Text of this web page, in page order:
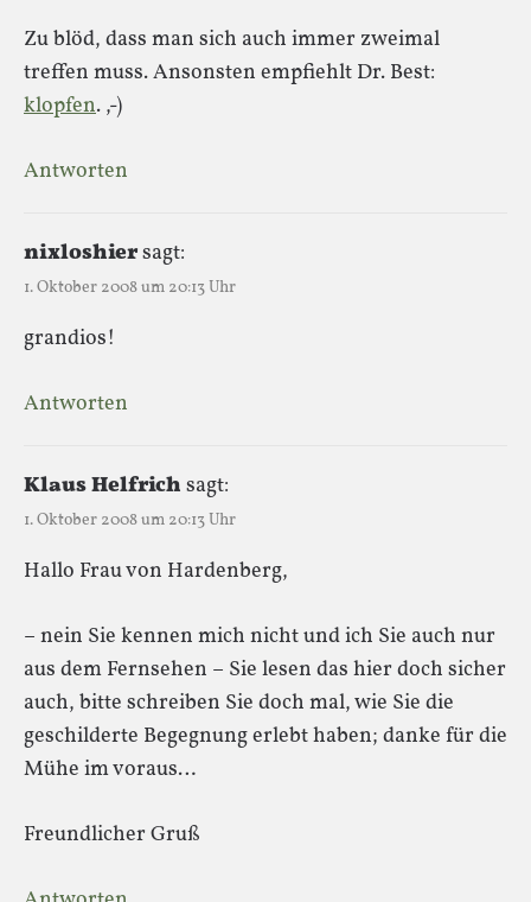
Zu blöd, dass man sich auch immer zweimal
treffen muss. Ansonsten empfiehlt Dr. Best:
klopfen. ,-)
Antworten
nixloshiersagt:
1. Oktober 2008 um 20:13 Uhr
grandios!
Antworten
Klaus Helfrich sagt:
1. Oktober 2008 um 20:13 Uhr
Hallo Frau von Hardenberg,
– nein Sie kennen mich nicht und ich Sie auch nur
aus dem Fernsehen – Sie lesen das hier doch sicher
auch, bitte schreiben Sie doch mal, wie Sie die
geschilderte Begegnung erlebt haben; danke für die
Mühe im voraus…
Freundlicher Gruß